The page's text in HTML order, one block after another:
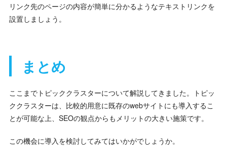
リンク先のページの内容が簡単に分かるようなテキストリンクを
設置しましょう。
まとめ
ここまでトピッククラスターについて解説してきました。トピッ
ククラスターは、比較的用意に既存のwebサイトにも導入するこ
とが可能な上、SEOの観点からもメリットの大きい施策です。
この機会に導入を検討してみてはいかがでしょうか。